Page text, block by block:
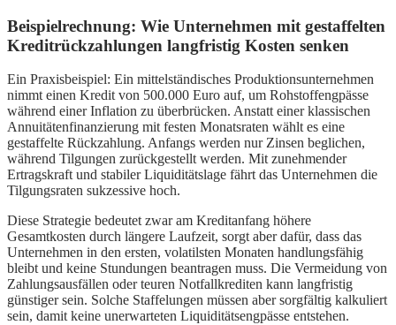
Beispielrechnung: Wie Unternehmen mit gestaffelten
Kreditrückzahlungen langfristig Kosten senken
Ein Praxisbeispiel: Ein mittelständisches Produktionsunternehmen
nimmt einen Kredit von 500.000 Euro auf, um Rohstoffengpässe
während einer Inflation zu überbrücken. Anstatt einer klassischen
Annuitätenfinanzierung mit festen Monatsraten wählt es eine
gestaffelte Rückzahlung. Anfangs werden nur Zinsen beglichen,
während Tilgungen zurückgestellt werden. Mit zunehmender
Ertragskraft und stabiler Liquiditätslage fährt das Unternehmen die
Tilgungsraten sukzessive hoch.
Diese Strategie bedeutet zwar am Kreditanfang höhere
Gesamtkosten durch längere Laufzeit, sorgt aber dafür, dass das
Unternehmen in den ersten, volatilsten Monaten handlungsfähig
bleibt und keine Stundungen beantragen muss. Die Vermeidung von
Zahlungsausfällen oder teuren Notfallkrediten kann langfristig
günstiger sein. Solche Staffelungen müssen aber sorgfältig kalkuliert
sein, damit keine unerwarteten Liquiditätsengpässe entstehen.